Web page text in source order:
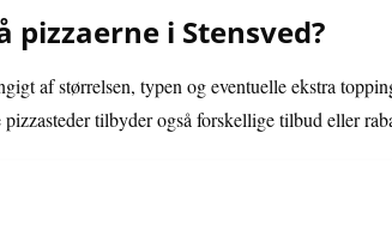
pizzaerne i Stensved?
af størrelsen, typen og eventuelle ekstra
tilbyder også forskellige tilbud eller